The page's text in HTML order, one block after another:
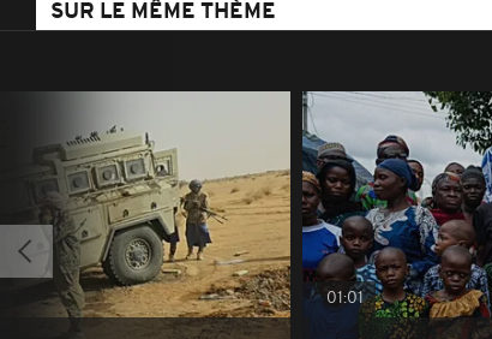
SUR LE MÊME THÈME
01:01